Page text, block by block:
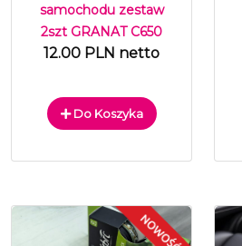
samochodu zestaw
2szt GRANAT C650
12.00 PLN netto
Do Koszyka